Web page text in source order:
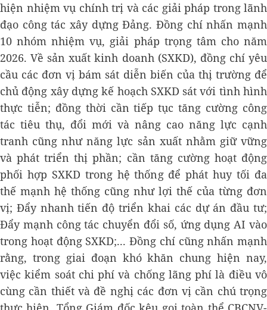
hiện nhiệm vụ chính trị và các giải pháp trong lãnh
đạo công tác xây dựng Đảng. Đồng chí nhấn mạnh
10 nhóm nhiệm vụ, giải pháp trọng tâm cho năm
2026. Về sản xuất kinh doanh (SXKD), đồng chí yêu
cầu các đơn vị bám sát diễn biến của thị trường để
chủ động xây dựng kế hoạch SXKD sát với tình hình
thực tiễn; đồng thời cần tiếp tục tăng cường công
tác tiêu thụ, đổi mới và nâng cao năng lực cạnh
tranh cũng như năng lực sản xuất nhằm giữ vững
và phát triển thị phần; cần tăng cường hoạt động
phối hợp SXKD trong hệ thống để phát huy tối đa
thế mạnh hệ thống cũng như lợi thế của từng đơn
vị; Đẩy nhanh tiến độ triển khai các dự án đầu tư;
Đẩy mạnh công tác chuyển đổi số, ứng dụng AI vào
trong hoạt động SXKD;... Đồng chí cũng nhấn mạnh
rằng, trong giai đoạn khó khăn chung hiện nay,
việc kiểm soát chi phí và chống lãng phí là điều vô
cùng cần thiết và đề nghị các đơn vị cần chú trọng